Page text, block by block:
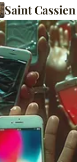
Saint Cassien